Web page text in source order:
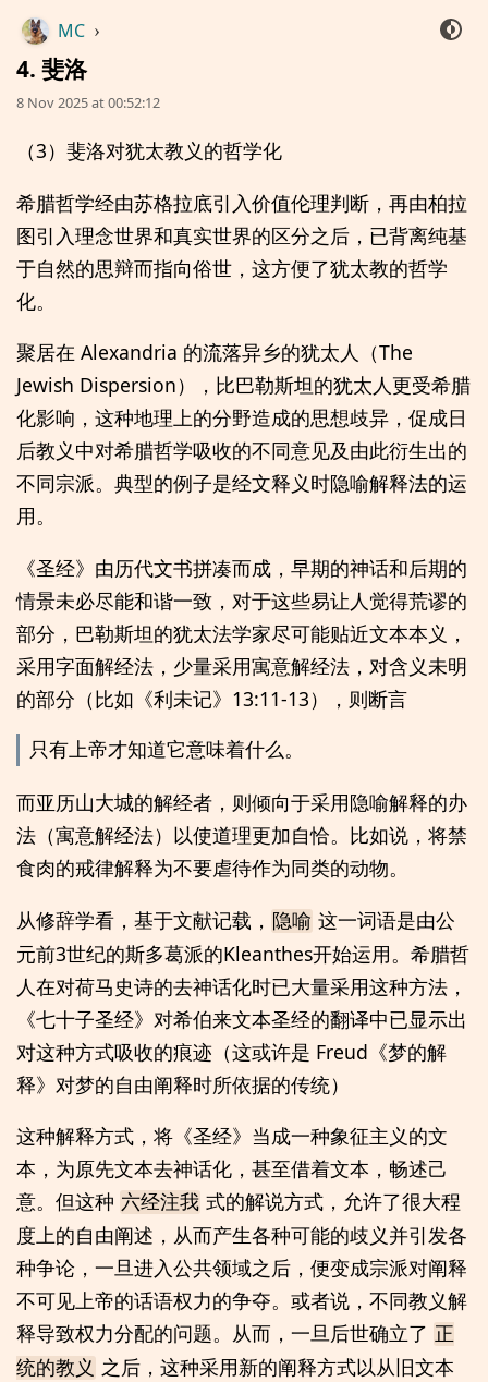
MC ›
4. 斐洛
8 Nov 2025 at 00:52:12
（3）斐洛对犹太教义的哲学化
希腊哲学经由苏格拉底引入价值伦理判断，再由柏拉
图引入理念世界和真实世界的区分之后，已背离纯基
于自然的思辩而指向俗世，这方便了犹太教的哲学
化。
聚居在 Alexandria 的流落异乡的犹太人（The
Jewish Dispersion），比巴勒斯坦的犹太人更受希腊
化影响，这种地理上的分野造成的思想歧异，促成日
后教义中对希腊哲学吸收的不同意见及由此衍生出的
不同宗派。典型的例子是经文释义时隐喻解释法的运
用。
《圣经》由历代文书拼凑而成，早期的神话和后期的
情景未必尽能和谐一致，对于这些易让人觉得荒谬的
部分，巴勒斯坦的犹太法学家尽可能贴近文本本义，
采用字面解经法，少量采用寓意解经法，对含义未明
的部分（比如《利未记》13:11-13），则断言
只有上帝才知道它意味着什么。
而亚历山大城的解经者，则倾向于采用隐喻解释的办
法（寓意解经法）以使道理更加自恰。比如说，将禁
食肉的戒律解释为不要虐待作为同类的动物。
从修辞学看，基于文献记载， 隐喻 这一词语是由公
元前3世纪的斯多葛派的Kleanthes开始运用。希腊哲
人在对荷马史诗的去神话化时已大量采用这种方法，
《七十子圣经》对希伯来文本圣经的翻译中已显示出
对这种方式吸收的痕迹（这或许是 Freud《梦的解
释》对梦的自由阐释时所依据的传统）
这种解释方式，将《圣经》当成一种象征主义的文
本，为原先文本去神话化，甚至借着文本，畅述己
意。但这种 六经注我 式的解说方式，允许了很大程
度上的自由阐述，从而产生各种可能的歧义并引发各
种争论，一旦进入公共领域之后，便变成宗派对阐释
不可见上帝的话语权力的争夺。或者说，不同教义解
释导致权力分配的问题。从而，一旦后世确立了 正
统的教义 之后，这种采用新的阐释方式以从旧文本